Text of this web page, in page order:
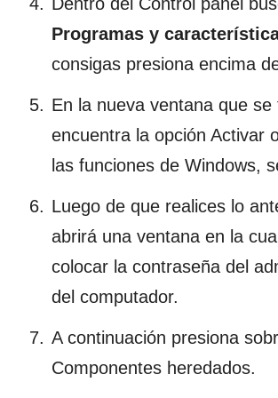
Dentro del Control panel
Programas y
consigas presiona encima
En la nueva ventana que
encuentra la opción Activar
las funciones de Windows,
Luego de que realices lo
abrirá una ventana en la
colocar la contraseña del
del computador.
A continuación presiona
Componentes heredados.